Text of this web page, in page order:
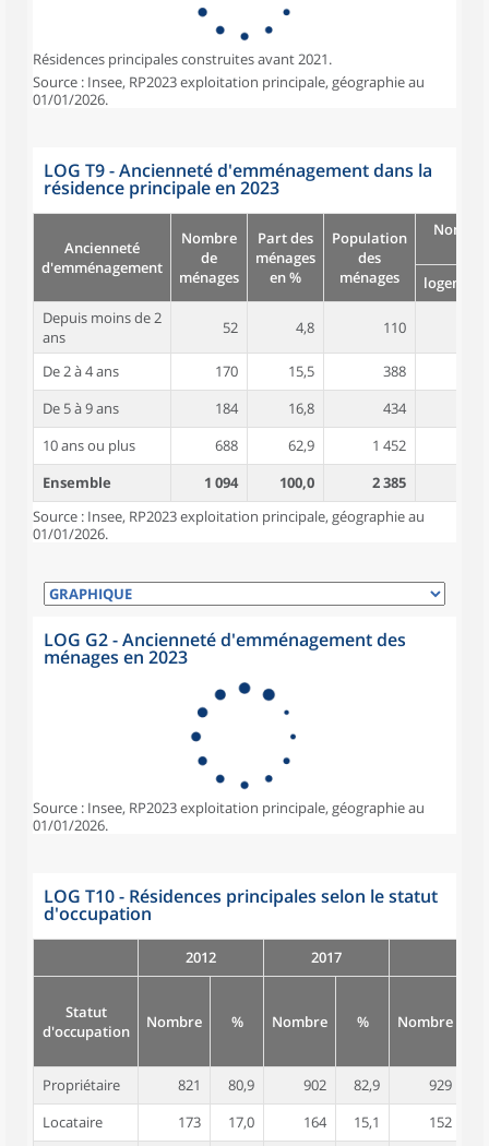
Résidences principales construites avant 2021.
Source : Insee, RP2023 exploitation principale, géographie au
01/01/2026.
LOG T9 - Ancienneté d'emménagement dans la
résidence principale en 2023
Ancienneté
d'emménagement
Nombre
de
ménages
Part des
ménages
en %
Population
des
ménages
logement
Depuis moins de 2
ans
52 4,8 110
De 2 à 4 ans 170 15,5 388
De 5 à 9 ans
184 16,8 434
10 ans ou plus
688 62,9 1 452
Ensemble
1 094 100,0 2 385
Source : Insee, RP2023 exploitation principale, géographie au
01/01/2026.
LOG G2 - Ancienneté d'emménagement des
ménages en 2023
Source : Insee, RP2023 exploitation principale, géographie au
01/01/2026.
LOG T10 - Résidences principales selon le statut
d'occupation
2012 2017
Statut
d'occupation
Nombre % Nombre % Nombre
Propriétaire 821 80,9 902 82,9 929
Locataire
173 17,0 164 15,1 152